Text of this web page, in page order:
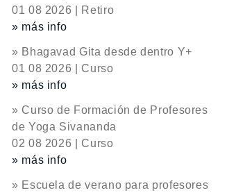
01 08 2026 | Retiro
» más info
» Bhagavad Gita desde dentro Y+
01 08 2026 | Curso
» más info
» Curso de Formación de Profesores
de Yoga Sivananda
02 08 2026 | Curso
» más info
» Escuela de verano para profesores